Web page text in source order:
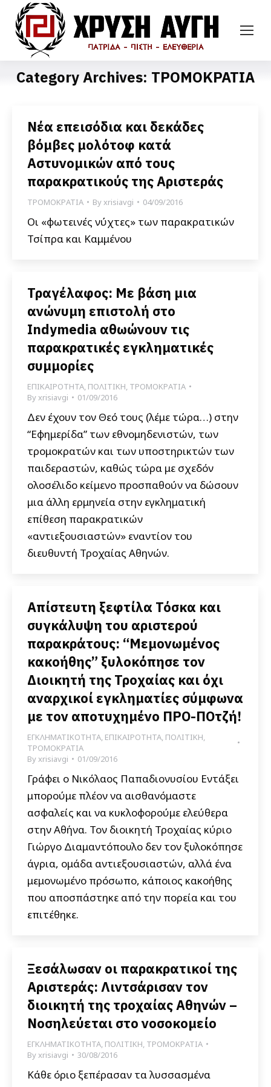
Category Archives: ΤΡΟΜΟΚΡΑΤΙΑ
Νέα επεισόδια και δεκάδες
βόμβες μολότοφ κατά
Αστυνομικών από τους
παρακρατικούς της Αριστεράς
ΤΡΟΜΟΚΡΑΤΙΑ Byxrisiavgi 04/09/2016
Οι «φωτεινές νύχτες» των παρακρατικών
Τσίπρα και Καμμένου
Τραγέλαφος: Με βάση μια
ανώνυμη επιστολή στο
Indymedia αθωώνουν τις
παρακρατικές εγκληματικές
συμμορίες
ΕΠΙΚΑΙΡΟΤΗΤΑ, ΠΟΛΙΤΙΚΗ, ΤΡΟΜΟΚΡΑΤΙΑ
Byxrisiavgi 01/09/2016
Δεν έχουν τον Θεό τους (λέμε τώρα…) στην
“Εφημερίδα” των εθνομηδενιστών, των
τρομοκρατών και των υποστηρικτών των
παιδεραστών, καθώς τώρα με σχεδόν
ολοσέλιδο κείμενο προσπαθούν να δώσουν
μια άλλη ερμηνεία στην εγκληματική
επίθεση παρακρατικών
«αντιεξουσιαστών» εναντίον του
διευθυντή Τροχαίας Αθηνών.
Απίστευτη ξεφτίλα Τόσκα και
συγκάλυψη του αριστερού
παρακράτους: “Μεμονωμένος
κακοήθης” ξυλοκόπησε τον
Διοικητή της Τροχαίας και όχι
αναρχικοί εγκληματίες σύμφωνα
με τον αποτυχημένο ΠΡΟ-ΠΟτζή!
ΕΓΚΛΗΜΑΤΙΚΟΤΗΤΑ, ΕΠΙΚΑΙΡΟΤΗΤΑ, ΠΟΛΙΤΙΚΗ,
ΤΡΟΜΟΚΡΑΤΙΑ
Byxrisiavgi 01/09/2016
Γράφει ο Νικόλαος Παπαδιονυσίου Εντάξει
μπορούμε πλέον να αισθανόμαστε
ασφαλείς και να κυκλοφορούμε ελεύθερα
στην Αθήνα. Τον διοικητή Τροχαίας κύριο
Γιώργο Διαμαντόπουλο δεν τον ξυλοκόπησε
άγρια, ομάδα αντιεξουσιαστών, αλλά ένα
μεμονωμένο πρόσωπο, κάποιος κακοήθης
που αποσπάστηκε από την πορεία και του
επιτέθηκε.
Ξεσάλωσαν οι παρακρατικοί της
Αριστεράς: Λιντσάρισαν τον
διοικητή της τροχαίας Αθηνών –
Νοσηλεύεται στο νοσοκομείο
ΕΓΚΛΗΜΑΤΙΚΟΤΗΤΑ, ΠΟΛΙΤΙΚΗ, ΤΡΟΜΟΚΡΑΤΙΑ
Byxrisiavgi 30/08/2016
Κάθε όριο ξεπέρασαν τα λυσσασμένα